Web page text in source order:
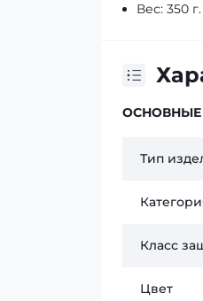
Вес: 350 г.
ОСНОВНЫЕ
Тип
Класс
Цвет